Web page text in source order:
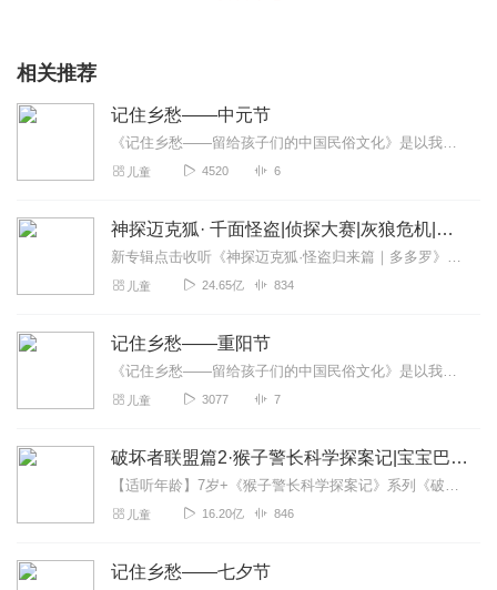
相关推荐
记住乡愁——中元节
《记住乡愁——留给孩子们的中国民俗文化》是以我国民俗事象的精彩节点为圆心，广泛地辐射民俗生活的方方面面，资料翔实、梳理系统，具有很高的文化史料价值和现实意义...
儿童 4520 6
神探迈克狐· 千面怪盗|侦探大赛|灰狼危机|多多罗
新专辑点击收听《神探迈克狐·怪盗归来篇｜多多罗》！！！>>>点击进入主播橱窗购买《神探迈克狐》系列图书吧!<<<多多罗故事【点击前往】收听多多罗其他好玩有趣的故...
儿童 24.65亿 834
记住乡愁——重阳节
《记住乡愁——留给孩子们的中国民俗文化》是以我国民俗事象的精彩节点为圆心，广泛地辐射民俗生活的方方面面，资料翔实、梳理系统，具有很高的文化史料价值和现实意义...
儿童 3077 7
破坏者联盟篇2·猴子警长科学探案记|宝宝巴士故事
【适听年龄】7岁+《猴子警长科学探案记》系列《破坏者联盟篇1·猴子警长科学探案记》>>>《破坏者联盟篇2·猴子警长科学探案记》>>>《破坏者联盟篇3·猴子警长科...
儿童 16.20亿 846
记住乡愁——七夕节